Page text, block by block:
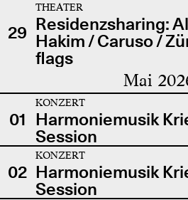
29
THEATER
Residenzsharing:
Hakim / Caruso /
flags
Mai
01
KONZERT
Harmoniemusik
Session
02
KONZERT
Harmoniemusik
Session